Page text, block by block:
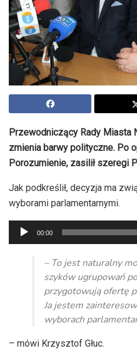
Przewodniczący Rady Miasta
zmienia barwy polityczne. Po
Porozumienie, zasilił szeregi
Jak podkreślił, decyzja ma
wyborami parlamentarnymi.
Odtwarzacz
plików
dźwiękowych
00:00
– To jest naturalny
szyków ugrupowań
przygotowują ofertę
Ja jestem
wyborach
– mówi Krzysztof Głuc.